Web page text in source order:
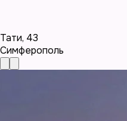
Тати, 43
Симферополь